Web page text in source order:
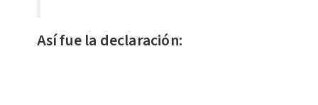
Así fue la declaración: